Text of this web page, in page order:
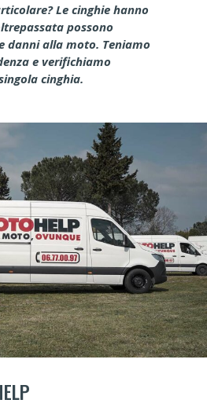
Le cinghie hanno
possono
danni alla moto. Teniamo
e verifichiamo
cinghia.